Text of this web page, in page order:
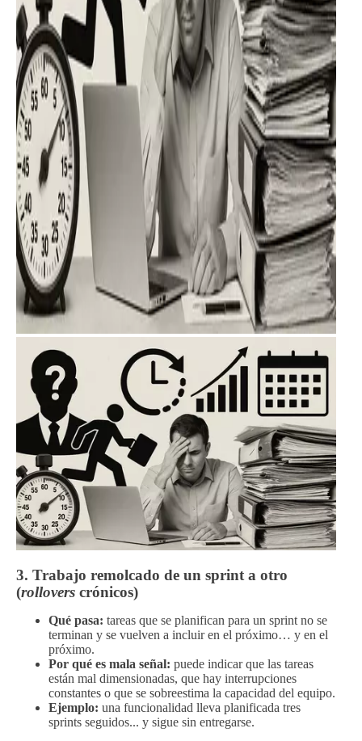
3. Trabajo remolcado de un sprint a otro
(rollovers crónicos)
Qué pasa: tareas que se planifican para un sprint no se
terminan y se vuelven a incluir en el próximo… y en el
próximo.
Por qué es mala señal: puede indicar que las tareas
están mal dimensionadas, que hay interrupciones
constantes o que se sobreestima la capacidad del equipo.
Ejemplo: una funcionalidad lleva planificada tres
sprints seguidos... y sigue sin entregarse.